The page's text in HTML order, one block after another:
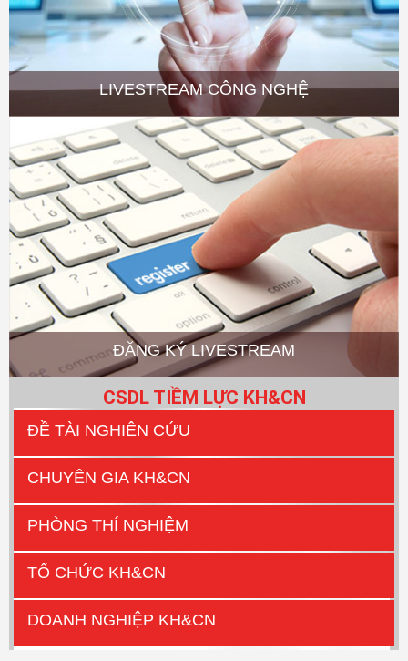
LIVESTREAM CÔNG NGHỆ
ĐĂNG KÝ LIVESTREAM
CSDL TIỀM LỰC KH&CN
ĐỀ TÀI NGHIÊN CỨU
CHUYÊN GIA KH&CN
PHÒNG THÍ NGHIỆM
TỔ CHỨC KH&CN
DOANH NGHIỆP KH&CN